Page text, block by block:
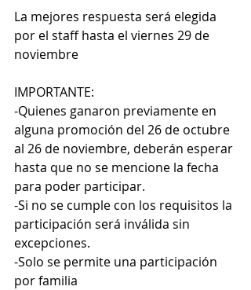
La mejores respuesta será elegida
por el staff hasta el viernes 29 de
noviembre
IMPORTANTE:
-Quienes ganaron previamente en
alguna promoción del 26 de octubre
al 26 de noviembre, deberán esperar
hasta que no se mencione la fecha
para poder participar.
-Si no se cumple con los requisitos la
participación será inválida sin
excepciones.
-Solo se permite una participación
por familia